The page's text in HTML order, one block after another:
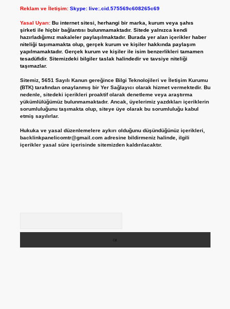
Reklam ve İletişim: Skype: live:.cid.575569c608265c69
Yasal Uyarı: Bu internet sitesi, herhangi bir marka, kurum veya şahıs
şirketi ile hiçbir bağlantısı bulunmamaktadır. Sitede yalnızca kendi
hazırladığımız makaleler paylaşılmaktadır. Burada yer alan içerikler haber
niteliği taşımamakta olup, gerçek kurum ve kişiler hakkında paylaşım
yapılmamaktadır. Gerçek kurum ve kişiler ile isim benzerlikleri tamamen
tesadüfidir. Sitemizdeki bilgiler taslak halindedir ve tavsiye niteliği
taşımazlar.
Sitemiz, 5651 Sayılı Kanun gereğince Bilgi Teknolojileri ve İletişim Kurumu
(BTK) tarafından onaylanmış bir Yer Sağlayıcı olarak hizmet vermektedir. Bu
nedenle, sitedeki içerikleri proaktif olarak denetleme veya araştırma
yükümlülüğümüz bulunmamaktadır. Ancak, üyelerimiz yazdıkları içeriklerin
sorumluluğunu taşımakta olup, siteye üye olarak bu sorumluluğu kabul
etmiş sayılırlar.
Hukuka ve yasal düzenlemelere aykırı olduğunu düşündüğünüz içerikleri,
backlinkpanelicomtr@gmail.comadresine bildirmeniz halinde, ilgili
içerikler yasal süre içerisinde sitemizden kaldırılacaktır.